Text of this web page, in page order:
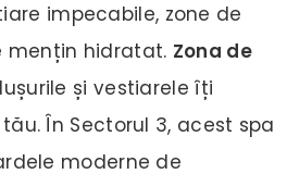
impecabile, zone de
mențin hidratat. Zona de
și vestiarele îți
În Sectorul 3, acest spa
moderne de